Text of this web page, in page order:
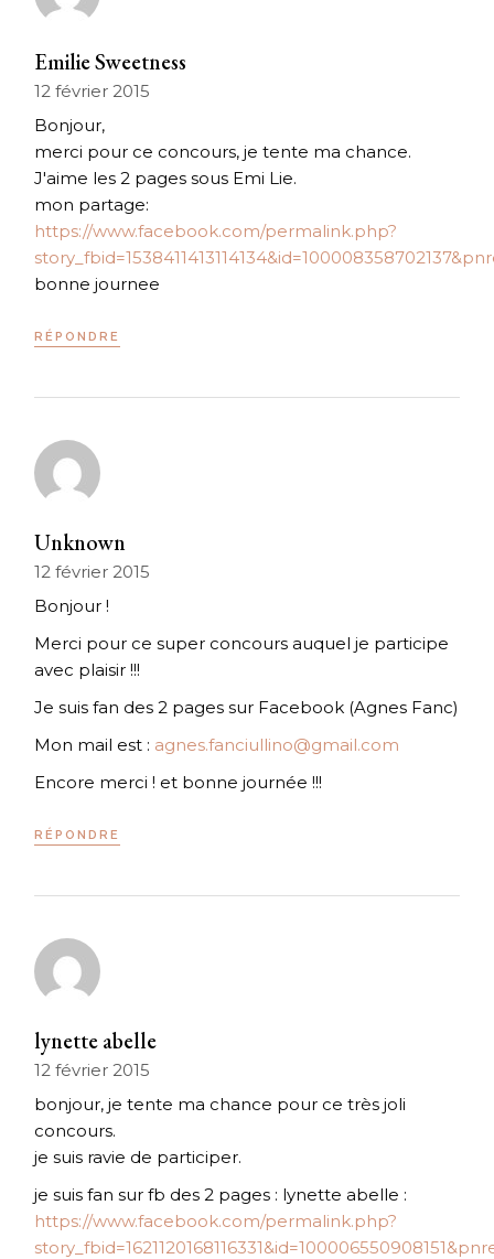
Emilie Sweetness
12 février 2015
Bonjour,
merci pour ce concours, je tente ma chance.
J'aime les 2 pages sous Emi Lie.
mon partage:
https://www.facebook.com/permalink.php?
bonne journee
RÉPONDRE
Unknown
12 février 2015
Bonjour !
Merci pour ce super concours auquel je participe
avec plaisir !!!
Je suis fan des 2 pages sur Facebook (Agnes Fanc)
Mon mail est : agnes.fanciullino@gmail.com
Encore merci ! et bonne journée !!!
RÉPONDRE
lynette abelle
12 février 2015
bonjour, je tente ma chance pour ce très joli
concours.
je suis ravie de participer.
je suis fan sur fb des 2 pages : lynette abelle :
https://www.facebook.com/permalink.php?